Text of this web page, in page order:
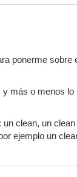
ponerme sobre
más o menos
clean, un
ejemplo un